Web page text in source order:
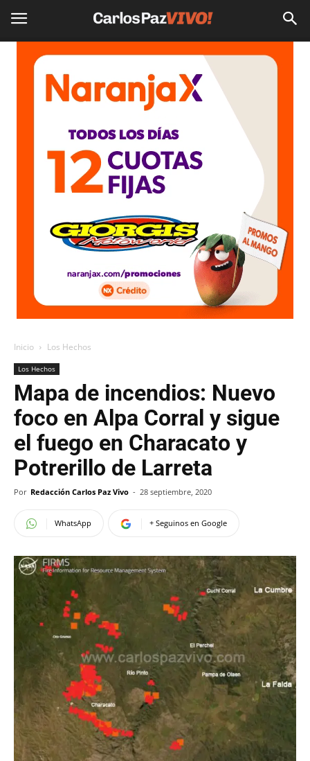
Inicio Los Hechos
Los Hechos
Mapa de incendios: Nuevo
foco en Alpa Corral y sigue
el fuego en Characato y
Potrerillo de Larreta
Por Redacción Carlos Paz Vivo - 28 septiembre, 2020
WhatsApp + Seguinos en Google